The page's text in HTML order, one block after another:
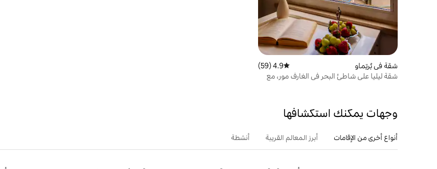
شقة في بُرتِماو متوسط التقييم 4.9 من 5، 59 مراجعات
4.9 (59)
شقة ليليا على شاطئ البحر في الغارف مور، مع
وجهات يمكنك استكشافها
أنواع أخرى من الإقامات أبرز المعالم القريبة أنشطة